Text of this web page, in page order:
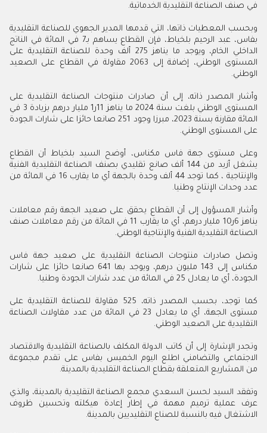
في صنف الصناعة التقليدية الخدماتية.
وبحسب المعطيات ذاتها، التي قدمها المدير الجهوي للصناعة التقليدية
بفاس، عبد الرحيم بلخياط، فإن القطاع يساهم بـ7 في المائة في الناتج
الداخلي الخام، ويوجد ما يناهز 275 ألف وحدة للصناعة التقليدية على
المستوى الوطني، إضافة إلى 2063 مقاولة في القطاع على الصعيد
الوطني.
وأشار المصدر ذاته، إلى أن صادرات منتوجات الصناعة التقليدية على
المستوى الوطني بلغت سنة 2024 ما يناهز 11ر1 مليار درهم بزيادة 3 في
المائة مقارنة بسنة 2023، مبرزا وجود 251 صانعا حائزا على شارات الجودة
على المستوى الوطني.
وعلى مستوى جهة فاس مكناس، أوضح السيد بلخياط أن القطاع
يشغل أزيد من 144 ألف صانع تقليدي بصنف الصناعة التقليدية الفنية
والإنتاجية ، كما توجد 44 ألف وحدة بالجهة أي ما يقارب 16 في المائة من
عدد وحدات الإنتاج وطنيا.
وأشار المسؤول إلى أن القطاع يحقق على صعيد الجهة رقم معاملات
يناهز 6ر10 مليار درهم، أي ما يقارب 11 في المائة من رقم معاملات صنف
الصناعة التقليدية الفنية والإنتاجية الوطني.
وتصل صادرات منتوجات الصناعة التقليدية على صعيد جهة فاس
مكناس إلى 143 مليون درهم، ويوجد بها 641 صانعا حائزا على شارات
الجودة، أي ما يعادل 25 في المائة من عدد شارات الجودة وطنيا.
كما توجد، بحسب المصدر ذاته، 525 مقاولة للصناعة التقليدية على
مستوى الجهة، أي ما يعادل 23 في المائة من عدد مقاولات الصناعة
التقليدية على الصعيد الوطني.
وتجدر الإشارة إلى أن كاتب الدولة المكلف بالصناعة التقليدية والاقتصاد
الاجتماعي والتضامني اطلع اليوم الخميس بفاس على تقدم مجموعة
من المشاريع المتعلقة بقطاع الصناعة التقليدية بالمدينة.
وتفقد السيد لحسن السعدي مجمع الصناعة التقليدية بالمدينة، والذي
عرف عملية ترميم مهمة في إطار إعادة هيكلته وتحسين ظروف
الاشتغال فيه بالنسبة للصناع التقليديين بالمدينة.